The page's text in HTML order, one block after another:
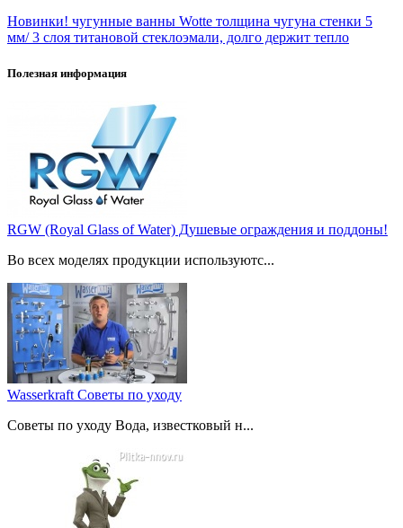
Новинки! чугунные ванны Wotte толщина чугуна стенки 5
мм/ 3 слоя титановой стеклоэмали, долго держит тепло
Полезная информация
RGW (Royal Glass of Water) Душевые ограждения и поддоны!
Во всех моделях продукции используютс...
Wasserkraft Советы по уходу
Советы по уходу Вода, известковый н...